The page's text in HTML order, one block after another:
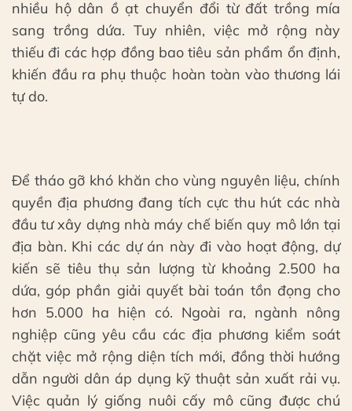
nhiều hộ dân ồ ạt chuyển đổi từ đất trồng mía
sang trồng dứa. Tuy nhiên, việc mở rộng này
thiếu đi các hợp đồng bao tiêu sản phẩm ổn định,
khiến đầu ra phụ thuộc hoàn toàn vào thương lái
tự do.
Để tháo gỡ khó khăn cho vùng nguyên liệu, chính
quyền địa phương đang tích cực thu hút các nhà
đầu tư xây dựng nhà máy chế biến quy mô lớn tại
địa bàn. Khi các dự án này đi vào hoạt động, dự
kiến sẽ tiêu thụ sản lượng từ khoảng 2.500 ha
dứa, góp phần giải quyết bài toán tồn đọng cho
hơn 5.000 ha hiện có. Ngoài ra, ngành nông
nghiệp cũng yêu cầu các địa phương kiểm soát
chặt việc mở rộng diện tích mới, đồng thời hướng
dẫn người dân áp dụng kỹ thuật sản xuất rải vụ.
Việc quản lý giống nuôi cấy mô cũng được chú